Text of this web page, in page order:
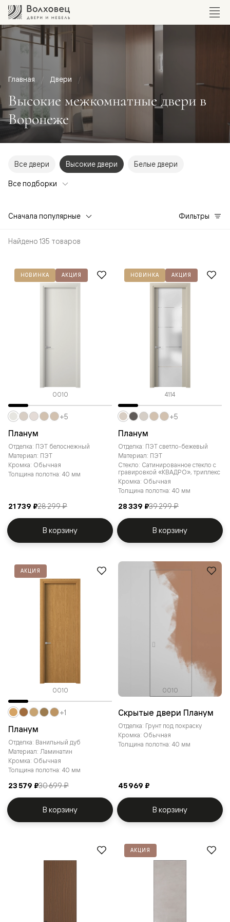
Главная Двери
Высокие межкомнатные двери в
Воронеже
Все двери Высокие двери Белые двери
Все подборки
Сначала популярные Фильтры
Найдено 135 товаров
НОВИНКА АКЦИЯ
0010
Планум
Отделка: ПЭТ белоснежный
Материал: ПЭТ
Кромка: Обычная
Толщина полотна: 40 мм
21 739 ₽28 299 ₽
+5
В корзину
НОВИНКА АКЦИЯ
4114
Планум
Отделка: ПЭТ светло-бежевый
Материал: ПЭТ
Стекло: Сатинированное стекло с
гравировкой «КВАДРО», триплекс
Кромка: Обычная
Толщина полотна: 40 мм
28 339 ₽39 299 ₽
+5
В корзину
АКЦИЯ
0010
Планум
Отделка: Ванильный дуб
Материал: Ламинатин
Кромка: Обычная
Толщина полотна: 40 мм
23 579 ₽30 699 ₽
+1
В корзину
0010
Скрытые двери Планум
Отделка: Грунт под покраску
Кромка: Обычная
Толщина полотна: 40 мм
45 969 ₽
В корзину
АКЦИЯ